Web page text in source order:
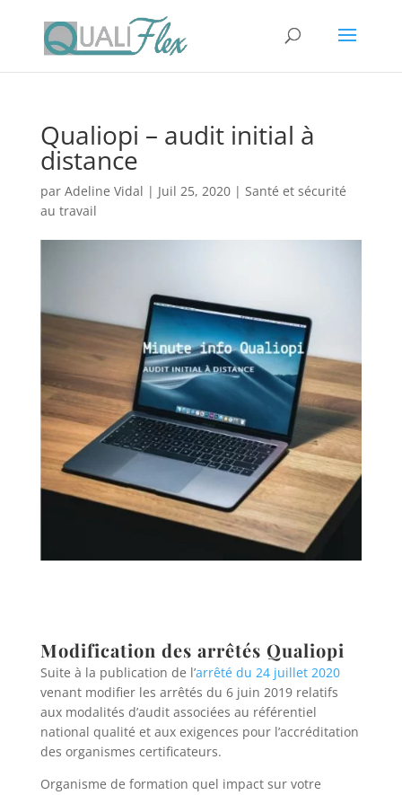
Qualiopi – audit initial à
distance
par Adeline Vidal | Juil 25, 2020| Santé et sécurité
au travail
Modification des arrêtés Qualiopi
Suite à la publication de l’arrêté du 24 juillet 2020
venant modifier les arrêtés du 6 juin 2019 relatifs
aux modalités d’audit associées au référentiel
national qualité et aux exigences pour l’accréditation
des organismes certificateurs.
Organisme de formation quel impact sur votre